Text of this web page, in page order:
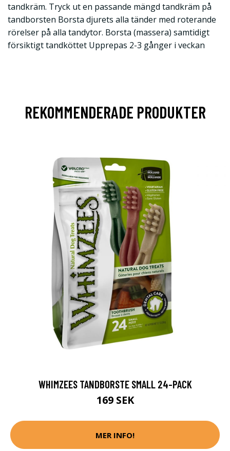
tandkräm. Tryck ut en passande mängd tandkräm på
tandborsten Borsta djurets alla tänder med roterande
rörelser på alla tandytor. Borsta (massera) samtidigt
försiktigt tandköttet Upprepas 2-3 gånger i veckan
REKOMMENDERADE PRODUKTER
WHIMZEES TANDBORSTE SMALL 24-PACK
169 SEK
MER INFO!